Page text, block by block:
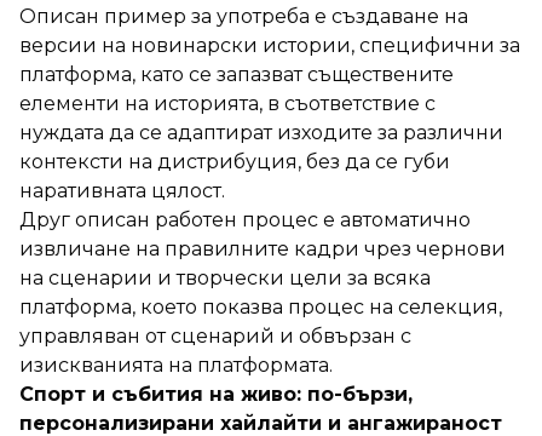
Описан пример за употреба е създаване на
версии на новинарски истории, специфични за
платформа, като се запазват съществените
елементи на историята, в съответствие с
нуждата да се адаптират изходите за различни
контексти на дистрибуция, без да се губи
наративната цялост.
Друг описан работен процес е автоматично
извличане на правилните кадри чрез чернови
на сценарии и творчески цели за всяка
платформа, което показва процес на селекция,
управляван от сценарий и обвързан с
изискванията на платформата.
Спорт и събития на живо: по-бързи,
персонализирани хайлайти и ангажираност